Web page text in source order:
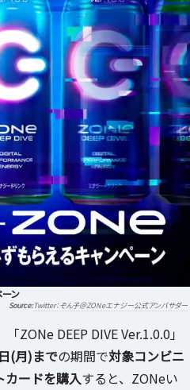
ン
Twitter：ぞん子＠ZONeエナジー公式アンバサダー
ZONe DEEP DIVE Ver.1.0.0」
(月)までの期間で対象コンビニ
カードを購入すると、ZONeい